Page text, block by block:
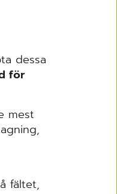
dessa
för
mest
fältet,